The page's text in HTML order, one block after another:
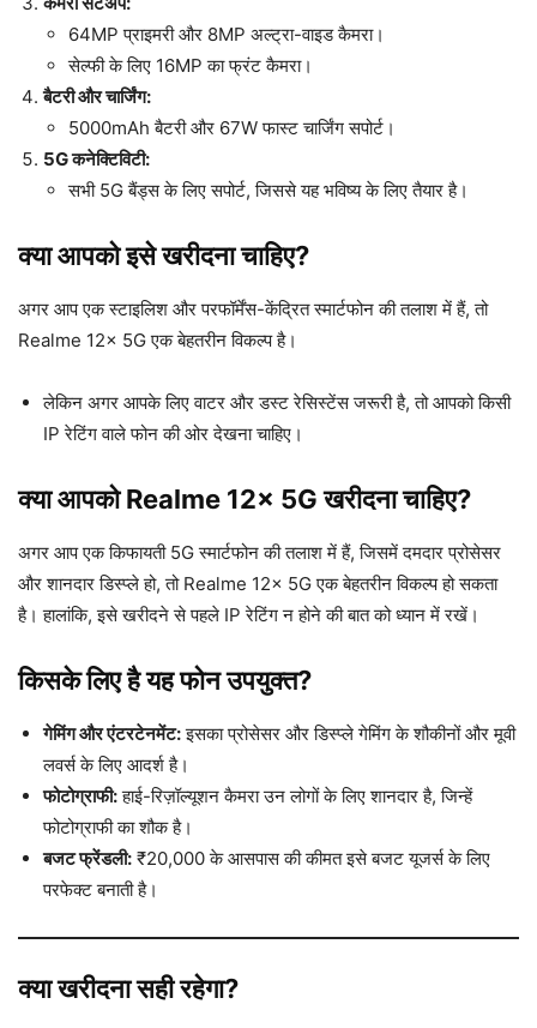
64MP प्राइमरी और 8MP अल्ट्रा-वाइड कैमरा।
सेल्फी के लिए 16MP का फ्रंट कैमरा।
बैटरी और चार्जिंग:
5000mAh बैटरी और 67W फास्ट चार्जिंग सपोर्ट।
5G कनेक्टिविटी:
सभी 5G बैंड्स के लिए सपोर्ट, जिससे यह भविष्य के लिए तैयार है।
क्या आपको इसे खरीदना चाहिए?
अगर आप एक स्टाइलिश और परफॉर्मेंस-केंद्रित स्मार्टफोन की तलाश में हैं, तो
Realme 12x 5G एक बेहतरीन विकल्प है।
लेकिन अगर आपके लिए वाटर और डस्ट रेसिस्टेंस जरूरी है, तो आपको किसी
IP रेटिंग वाले फोन की ओर देखना चाहिए।
क्या आपको Realme 12x 5G खरीदना चाहिए?
अगर आप एक किफायती 5G स्मार्टफोन की तलाश में हैं, जिसमें दमदार प्रोसेसर
और शानदार डिस्प्ले हो, तो Realme 12x 5G एक बेहतरीन विकल्प हो सकता
है। हालांकि, इसे खरीदने से पहले IP रेटिंग न होने की बात को ध्यान में रखें।
किसके लिए है यह फोन उपयुक्त?
गेमिंग और एंटरटेनमेंट:इसका प्रोसेसर और डिस्प्ले गेमिंग के शौकीनों और मूवी
लवर्स के लिए आदर्श है।
फोटोग्राफी:हाई-रिज़ॉल्यूशन कैमरा उन लोगों के लिए शानदार है, जिन्हें
फोटोग्राफी का शौक है।
बजट फ्रेंडली: ₹20,000 के आसपास की कीमत इसे बजट यूजर्स के लिए
परफेक्ट बनाती है।
क्या खरीदना सही रहेगा?